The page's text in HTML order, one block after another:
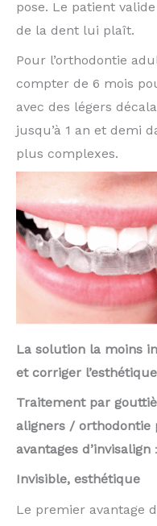
pose. Le patient
de la dent lui plaît.
Pour l’orthodontie
compter de 6 mois
avec des légers
jusqu’à 1 an et demi
plus complexes.
La solution la moins
et corriger
Traitement par
aligners / orthodontie
avantages d’invisalign :
Invisible, esthétique
Le premier avantage